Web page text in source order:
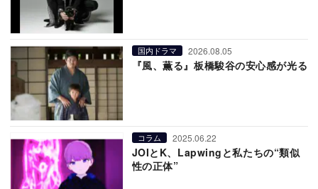
国内ドラマ 2026.08.05
『風、薫る』板橋駿谷の安心感が光る
コラム 2025.06.22
JOIとK、Lapwingと私たちの“類似
性の正体”